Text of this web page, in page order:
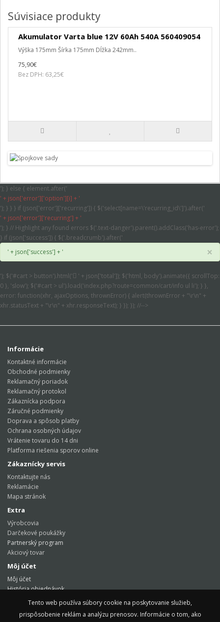
Tento web používa súbory cookie na poskytovanie služieb,
prispôsobenie reklám a analýzu prenosov. Informácie o tom, ako
Tento web používa súbory cookie na poskytovanie služieb,
prispôsobenie reklám a analýzu prenosov. Informácie o tom, ako
Súvisiace produkty
Akumulator Varta blue 12V 60Ah 540A 560409054
Výška 175mm Šírka 175mm Dĺžka 242mm..
75,90€
Bez DPH: 63,25€
'); } else { element.after('
' + json['error']['option'][i] + '
'); } } } if (json['error']['recurring']) { $('select[name=\'recurring_id\']').after('
' + json['error']['recurring'] + '
'); } // Highlight any found errors $('.text-danger').parent().addClass('has-error');
} if (json['success']) { $('.breadcrumb').after('
' + json['success'] + '
×
'); $('#cart > button').html('
' + json['total']); $('html, body').animate({ scrollTop:
0 }, 'slow'); $('#cart > ul').load('index.php?route=common/cart/info ul li'); } },
error: function(xhr, ajaxOptions, thrownError) { alert(thrownError + "\r\n" +
xhr.statusText + "\r\n" + xhr.responseText); } }); }); //-->
Informácie
Kontaktné informácie
Obchodné podmienky
Reklamačný poriadok
Reklamačný protokol
Zákaznícka podpora
Záručné podmienky
Doprava a spôsob platby
Ochrana osobných údajov
Vrátenie tovaru do 14 dni
Platforma riešenia sporov online
Zákaznícky servis
Kontaktujte nás
Reklamácie
Mapa stránok
Extra
Výrobcovia
Darčekové poukážky
Partnerský program
Akciový tovar
Môj účet
Môj účet
História objednávok
Obľúbené produkty